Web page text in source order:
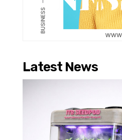
Latest News